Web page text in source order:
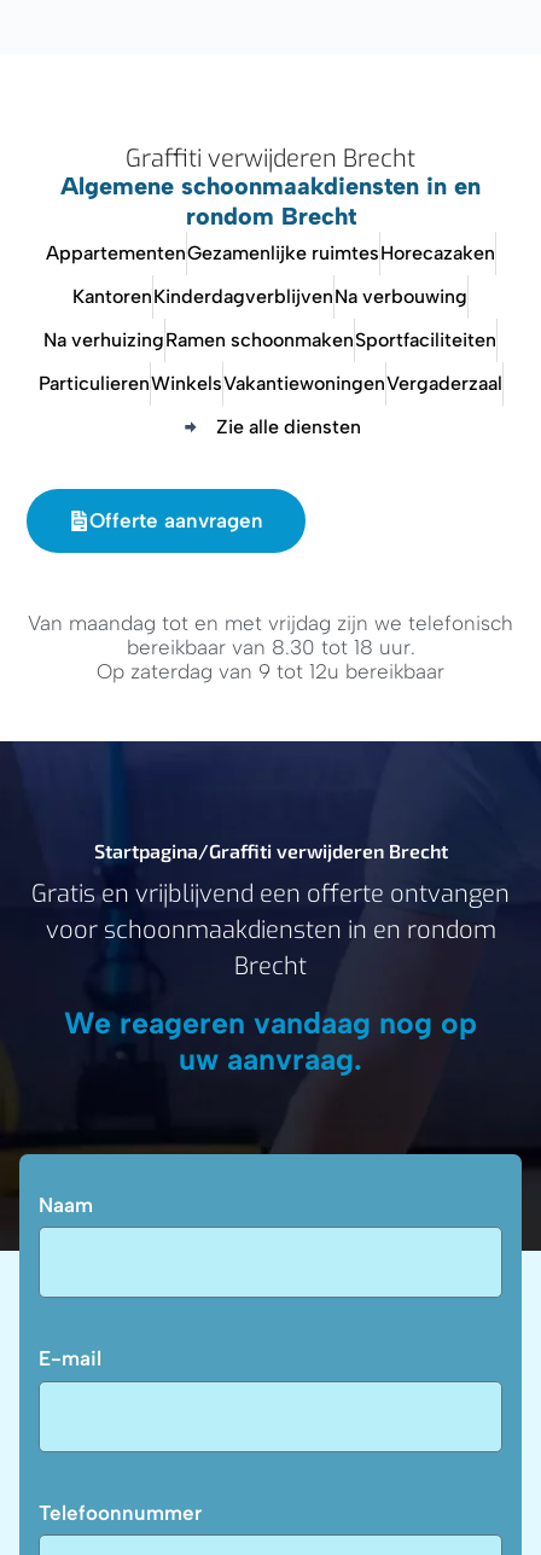
Graffiti verwijderen Brecht
Algemene schoonmaakdiensten in en
rondom Brecht
AppartementenGezamenlijke ruimtesHorecazaken
KantorenKinderdagverblijvenNa verbouwing
Na verhuizingRamen schoonmakenSportfaciliteiten
ParticulierenWinkelsVakantiewoningenVergaderzaal
Zie alle diensten
Offerte aanvragen
Van maandag tot en met vrijdag zijn we telefonisch
bereikbaar van 8.30 tot 18 uur.
Op zaterdag van 9 tot 12u bereikbaar
Startpagina/Graffiti verwijderen Brecht
Gratis en vrijblijvend een offerte ontvangen
voor schoonmaakdiensten in en rondom
Brecht
We reageren vandaag nog op
uw aanvraag.
Naam
E-mail
Telefoonnummer